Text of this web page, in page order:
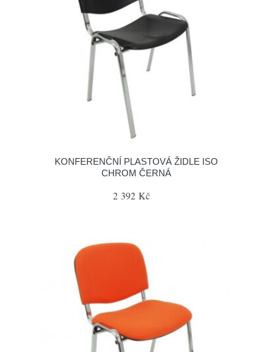
KONFERENČNÍ PLASTOVÁ ŽIDLE ISO
CHROM ČERNÁ
2 392 Kč